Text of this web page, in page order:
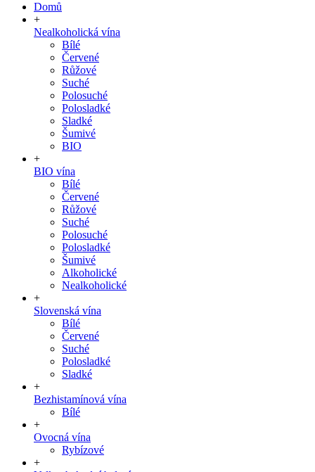
Domů
+
Nealkoholická vína
Bílé
Červené
Růžové
Suché
Polosuché
Polosladké
Sladké
Šumivé
BIO
+
BIO vína
Bílé
Červené
Růžové
Suché
Polosuché
Polosladké
Šumivé
Alkoholické
Nealkoholické
+
Slovenská vína
Bílé
Červené
Suché
Polosladké
Sladké
+
Bezhistamínová vína
Bílé
+
Ovocná vína
Rybízové
+